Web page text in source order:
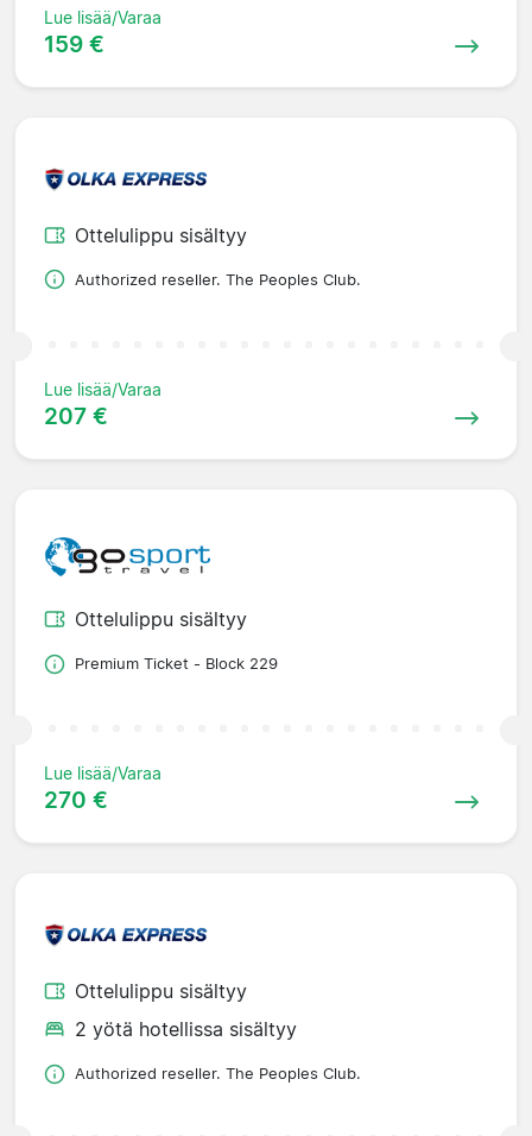
Lue lisää/Varaa
159 €
Ottelulippu sisältyy
Authorized reseller. The Peoples Club.
Lue lisää/Varaa
207 €
Ottelulippu sisältyy
Premium Ticket - Block 229
Lue lisää/Varaa
270 €
Ottelulippu sisältyy
2 yötä hotellissa sisältyy
Authorized reseller. The Peoples Club.